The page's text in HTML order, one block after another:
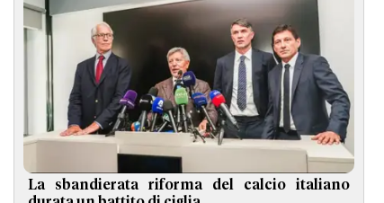
La sbandierata riforma del calcio italiano